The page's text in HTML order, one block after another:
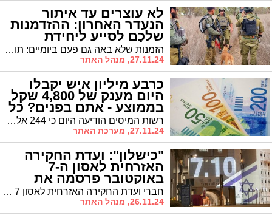
לא עוצרים עד איתור
הנעדר האחרון: ההזדמנות
שלכם לסייע ליחידת
הכלבנים הזמנות שלא באה גם פעם ביומיים: תורמים ליחידת הכלבנים ואולי תזכו לדירה בירושלים
27.11.24, מנהל האתר
כרבע מיליון איש יקבלו
היום מענק של 4,800 שקל
בממוצע - אתם בפנים? כל
הפרטים רשות המיסים הודיעה היום כי 244 אלף עובדים יקבלו את התשלום השלישי של מענק העבודה לשנת 2023. סך התשלומים מסתכם בכ-365 מיליון שקלים, כאשר גובה המענק הממוצע עומד על 4,800 שקלים.
27.11.24, מערכת האתר
"כישלון": ועדת החקירה
האזרחית לאסון ה-7
באוקטובר פרסמה את
מסקנותיה חברי ועדת החקירה האזרחית לאסון 7 באוקטובר פרסמו את מסקנותיהם בדוח בו קבעו חברי הוועדה כי הממשלה כשלה בשמירה על ביטחונם של אזרחי ישראל, וכי מדובר באחריות ישירה של כל שרי הממשלה ושל ראש הממשלה בנימין נתניהו, כמו גם של קודמיו בתפקיד נפתלי בנט ויאיר לפיד
26.11.24, מנהל האתר